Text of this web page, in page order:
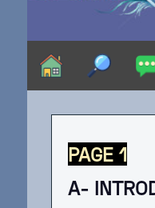
PAGE 1
A-